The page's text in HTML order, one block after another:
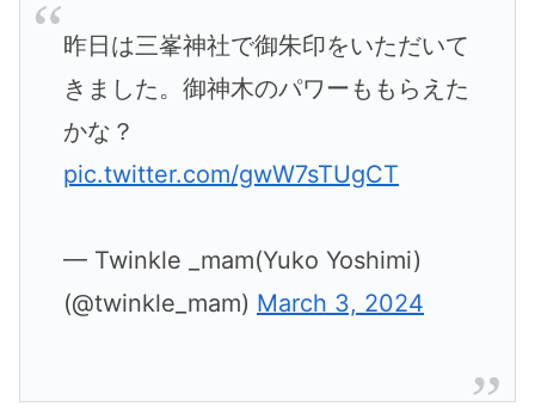
昨日は三峯神社で御朱印をいただいて
きました。御神木のパワーももらえた
かな？
pic.twitter.com/gwW7sTUgCT
— Twinkle _mam(Yuko Yoshimi)
(@twinkle_mam) March 3, 2024